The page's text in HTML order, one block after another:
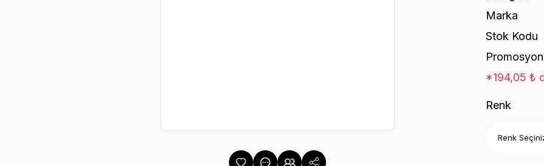
Marka
Stok Kodu
Promosyon
*194,05 ₺
Renk